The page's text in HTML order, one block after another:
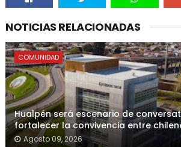
NOTICIAS RELACIONADAS
COMUNIDAD
Hualpén será escenario de
fortalecer la convivencia entre
Agosto 09, 2026